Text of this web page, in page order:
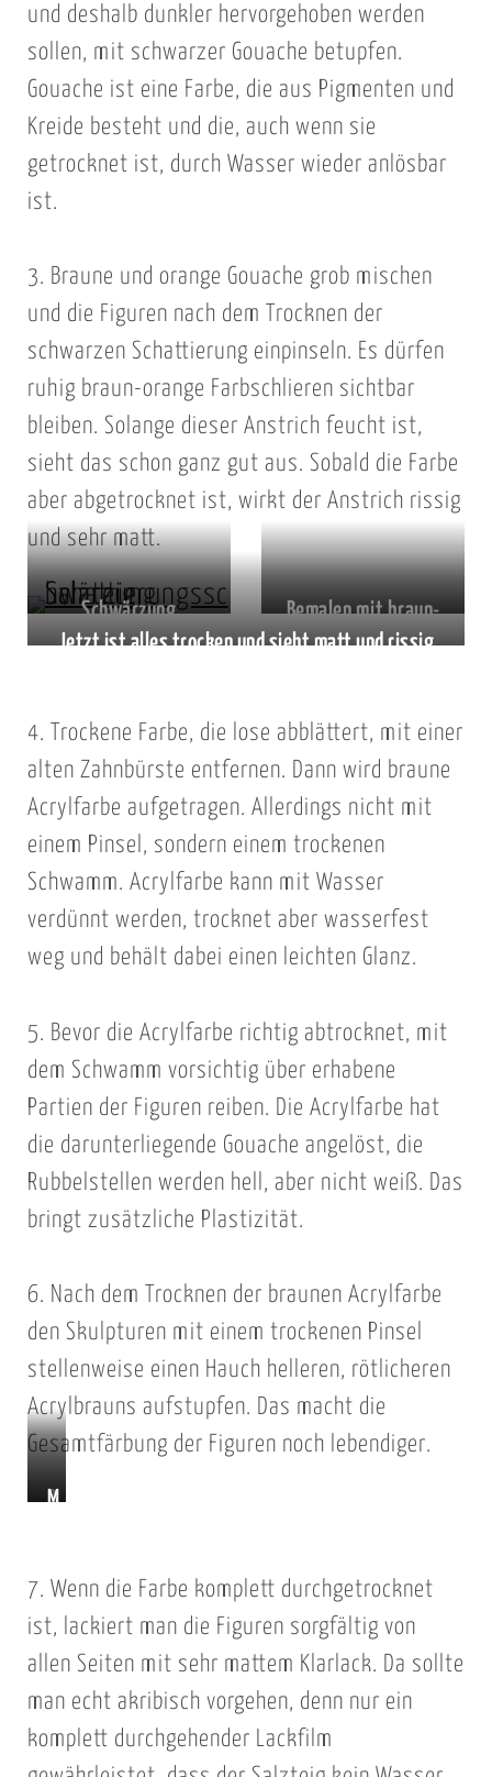
und deshalb dunkler hervorgehoben werden
sollen, mit schwarzer Gouache betupfen.
Gouache ist eine Farbe, die aus Pigmenten und
Kreide besteht und die, auch wenn sie
getrocknet ist, durch Wasser wieder anlösbar
ist.
3. Braune und orange Gouache grob mischen
und die Figuren nach dem Trocknen der
schwarzen Schattierung einpinseln. Es dürfen
ruhig braun-orange Farbschlieren sichtbar
bleiben. Solange dieser Anstrich feucht ist,
sieht das schon ganz gut aus. Sobald die Farbe
aber abgetrocknet ist, wirkt der Anstrich rissig
und sehr matt.
Schwärzung
relevanter Partien
Wandfarbe
Bemalen mit braun-
oranger Gouache –
Jetzt ist alles trocken und sieht matt und rissig
4. Trockene Farbe, die lose abblättert, mit einer
alten Zahnbürste entfernen. Dann wird braune
Acrylfarbe aufgetragen. Allerdings nicht mit
einem Pinsel, sondern einem trockenen
Schwamm. Acrylfarbe kann mit Wasser
verdünnt werden, trocknet aber wasserfest
weg und behält dabei einen leichten Glanz.
5. Bevor die Acrylfarbe richtig abtrocknet, mit
dem Schwamm vorsichtig über erhabene
Partien der Figuren reiben. Die Acrylfarbe hat
die darunterliegende Gouache angelöst, die
Rubbelstellen werden hell, aber nicht weiß. Das
bringt zusätzliche Plastizität.
6. Nach dem Trocknen der braunen Acrylfarbe
den Skulpturen mit einem trockenen Pinsel
stellenweise einen Hauch helleren, rötlicheren
Acrylbrauns aufstupfen. Das macht die
Gesamtfärbung der Figuren noch lebendiger.
D
k
e
l
b
a
M
h
e
l
l
r
7. Wenn die Farbe komplett durchgetrocknet
ist, lackiert man die Figuren sorgfältig von
allen Seiten mit sehr mattem Klarlack. Da sollte
man echt akribisch vorgehen, denn nur ein
komplett durchgehender Lackfilm